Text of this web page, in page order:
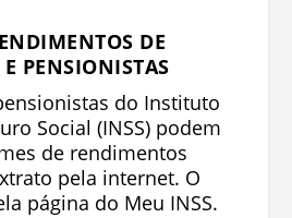
DE
PENSIONISTAS
do Instituto
Social (INSS) podem
de rendimentos
pela internet. O
página do Meu INSS.